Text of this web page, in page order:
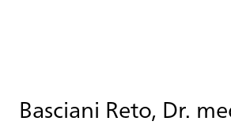
Basciani Reto, Dr.